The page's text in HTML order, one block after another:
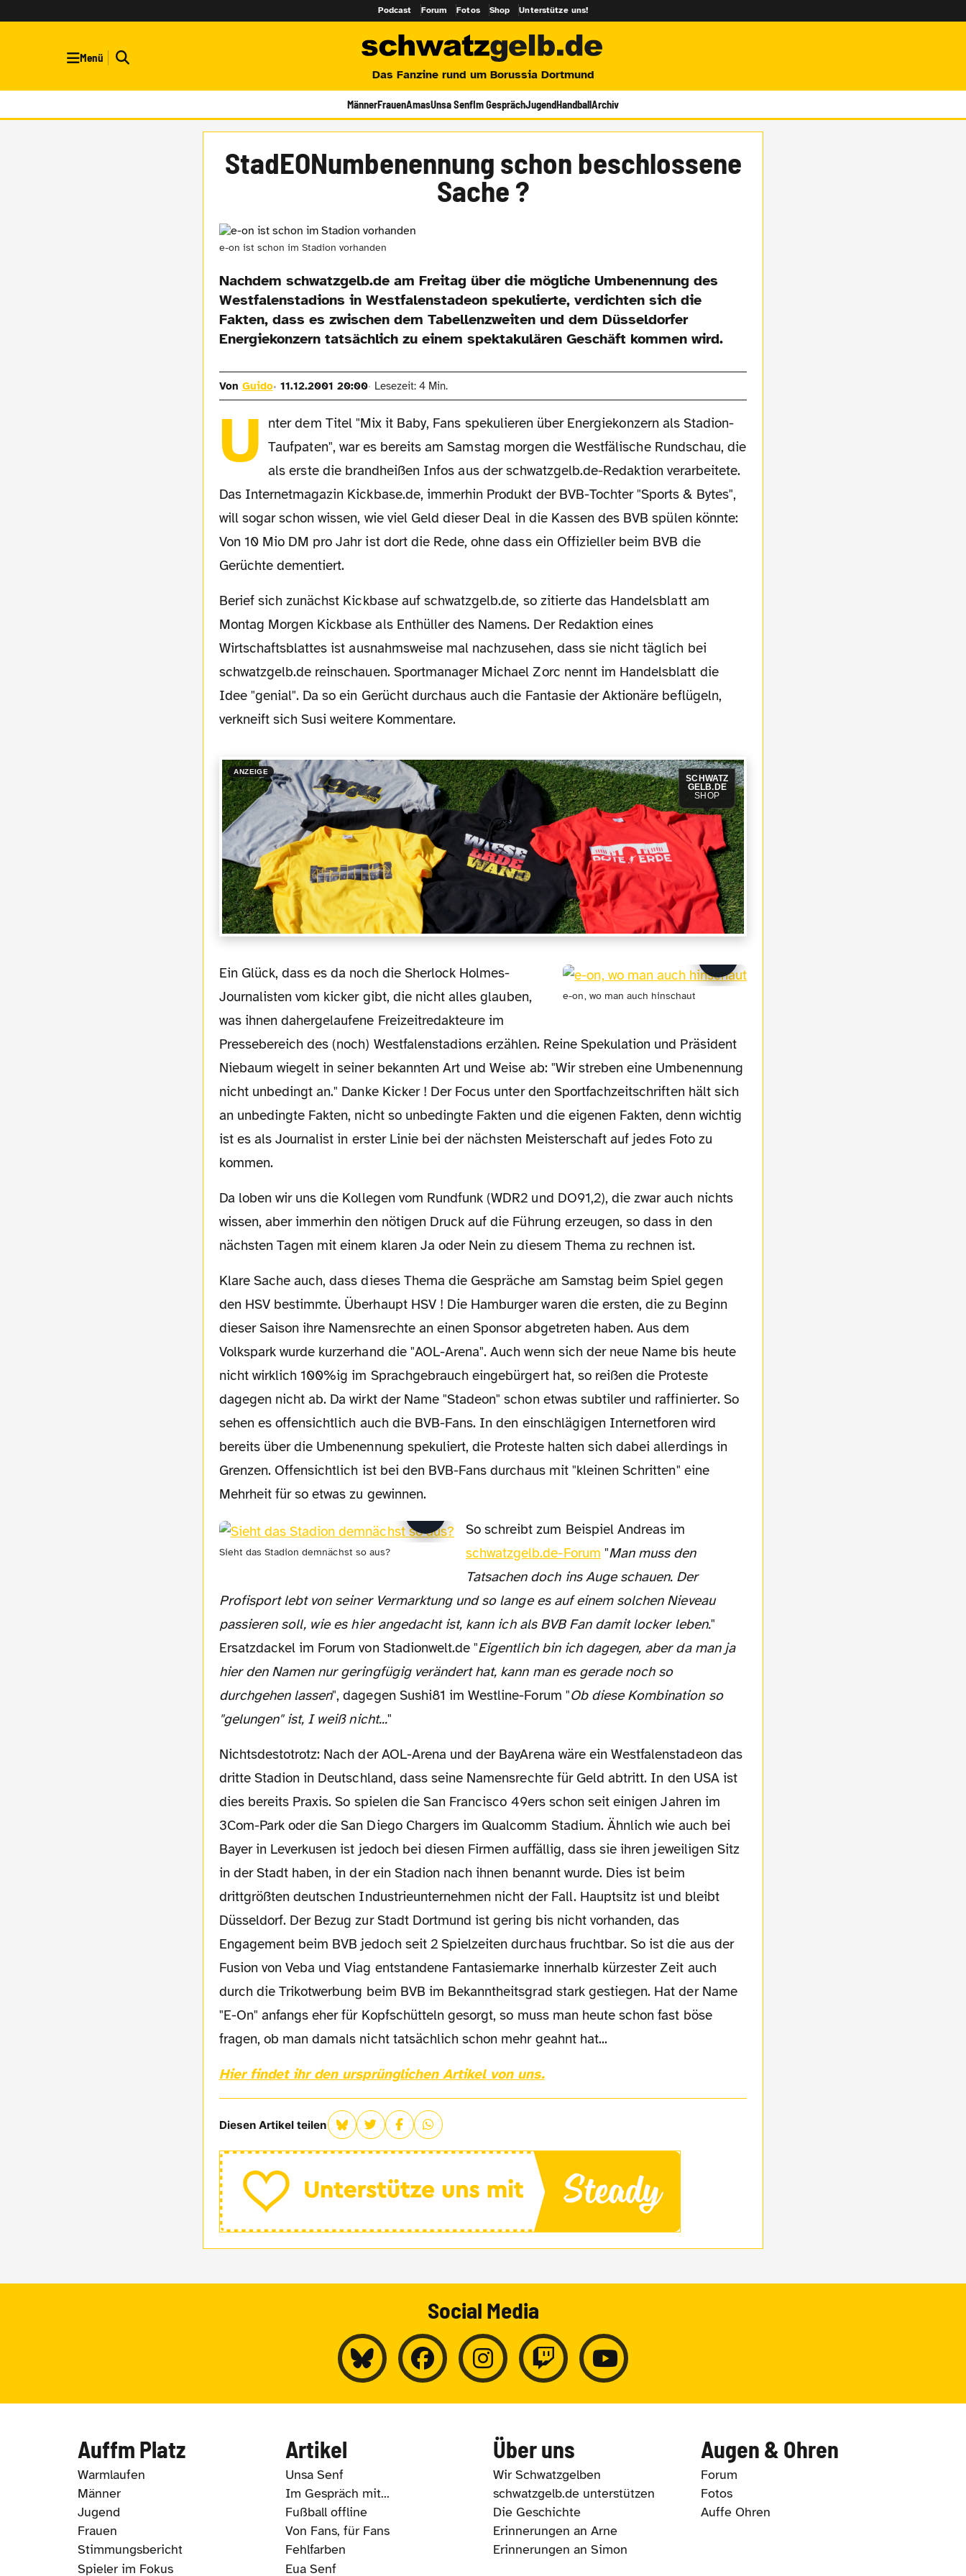
Podcast Forum Fotos Shop Unterstütze uns!
Menü
Das Fanzine rund um Borussia Dortmund
MännerFrauenAmasUnsa SenfIm GesprächJugendHandballArchiv
StadEONumbenennung schon beschlossene
Sache ?
e-on ist schon im Stadion vorhanden
Nachdem schwatzgelb.de am Freitag über die mögliche Umbenennung des
Westfalenstadions in Westfalenstadeon spekulierte, verdichten sich die
Fakten, dass es zwischen dem Tabellenzweiten und dem Düsseldorfer
Energiekonzern tatsächlich zu einem spektakulären Geschäft kommen wird.
Von Guido 11.12.2001 20:00 Lesezeit: 4 Min.
U nter dem Titel "Mix it Baby, Fans spekulieren über Energiekonzern als Stadion-
Taufpaten", war es bereits am Samstag morgen die Westfälische Rundschau, die
als erste die brandheißen Infos aus der schwatzgelb.de-Redaktion verarbeitete.
Das Internetmagazin Kickbase.de, immerhin Produkt der BVB-Tochter "Sports & Bytes",
will sogar schon wissen, wie viel Geld dieser Deal in die Kassen des BVB spülen könnte:
Von 10 Mio DM pro Jahr ist dort die Rede, ohne dass ein Offizieller beim BVB die
Gerüchte dementiert.
Berief sich zunächst Kickbase auf schwatzgelb.de, so zitierte das Handelsblatt am
Montag Morgen Kickbase als Enthüller des Namens. Der Redaktion eines
Wirtschaftsblattes ist ausnahmsweise mal nachzusehen, dass sie nicht täglich bei
schwatzgelb.de reinschauen. Sportmanager Michael Zorc nennt im Handelsblatt die
Idee "genial". Da so ein Gerücht durchaus auch die Fantasie der Aktionäre beflügeln,
verkneift sich Susi weitere Kommentare.
ANZEIGE
SCHWATZ
GELB.DE
SHOP
e-on, wo man auch hinschaut
Ein Glück, dass es da noch die Sherlock Holmes-
Journalisten vom kicker gibt, die nicht alles glauben,
was ihnen dahergelaufene Freizeitredakteure im
Pressebereich des (noch) Westfalenstadions erzählen. Reine Spekulation und Präsident
Niebaum wiegelt in seiner bekannten Art und Weise ab: "Wir streben eine Umbenennung
nicht unbedingt an." Danke Kicker ! Der Focus unter den Sportfachzeitschriften hält sich
an unbedingte Fakten, nicht so unbedingte Fakten und die eigenen Fakten, denn wichtig
ist es als Journalist in erster Linie bei der nächsten Meisterschaft auf jedes Foto zu
kommen.
Da loben wir uns die Kollegen vom Rundfunk (WDR2 und DO91,2), die zwar auch nichts
wissen, aber immerhin den nötigen Druck auf die Führung erzeugen, so dass in den
nächsten Tagen mit einem klaren Ja oder Nein zu diesem Thema zu rechnen ist.
Klare Sache auch, dass dieses Thema die Gespräche am Samstag beim Spiel gegen
den HSV bestimmte. Überhaupt HSV ! Die Hamburger waren die ersten, die zu Beginn
dieser Saison ihre Namensrechte an einen Sponsor abgetreten haben. Aus dem
Volkspark wurde kurzerhand die "AOL-Arena". Auch wenn sich der neue Name bis heute
nicht wirklich 100%ig im Sprachgebrauch eingebürgert hat, so reißen die Proteste
dagegen nicht ab. Da wirkt der Name "Stadeon" schon etwas subtiler und raffinierter. So
sehen es offensichtlich auch die BVB-Fans. In den einschlägigen Internetforen wird
bereits über die Umbenennung spekuliert, die Proteste halten sich dabei allerdings in
Grenzen. Offensichtlich ist bei den BVB-Fans durchaus mit "kleinen Schritten" eine
Mehrheit für so etwas zu gewinnen.
Sieht das Stadion demnächst so aus?
So schreibt zum Beispiel Andreas im
schwatzgelb.de-Forum "Man muss den
Tatsachen doch ins Auge schauen. Der
Profisport lebt von seiner Vermarktung und so lange es auf einem solchen Nieveau
passieren soll, wie es hier angedacht ist, kann ich als BVB Fan damit locker leben."
Ersatzdackel im Forum von Stadionwelt.de "Eigentlich bin ich dagegen, aber da man ja
hier den Namen nur geringfügig verändert hat, kann man es gerade noch so
durchgehen lassen", dagegen Sushi81 im Westline-Forum "Ob diese Kombination so
"gelungen" ist, I weiß nicht..."
Nichtsdestotrotz: Nach der AOL-Arena und der BayArena wäre ein Westfalenstadeon das
dritte Stadion in Deutschland, dass seine Namensrechte für Geld abtritt. In den USA ist
dies bereits Praxis. So spielen die San Francisco 49ers schon seit einigen Jahren im
3Com-Park oder die San Diego Chargers im Qualcomm Stadium. Ähnlich wie auch bei
Bayer in Leverkusen ist jedoch bei diesen Firmen auffällig, dass sie ihren jeweiligen Sitz
in der Stadt haben, in der ein Stadion nach ihnen benannt wurde. Dies ist beim
drittgrößten deutschen Industrieunternehmen nicht der Fall. Hauptsitz ist und bleibt
Düsseldorf. Der Bezug zur Stadt Dortmund ist gering bis nicht vorhanden, das
Engagement beim BVB jedoch seit 2 Spielzeiten durchaus fruchtbar. So ist die aus der
Fusion von Veba und Viag entstandene Fantasiemarke innerhalb kürzester Zeit auch
durch die Trikotwerbung beim BVB im Bekanntheitsgrad stark gestiegen. Hat der Name
"E-On" anfangs eher für Kopfschütteln gesorgt, so muss man heute schon fast böse
fragen, ob man damals nicht tatsächlich schon mehr geahnt hat...
Hier findet ihr den ursprünglichen Artikel von uns.
Diesen Artikel teilen
Social Media
Auffm Platz
Warmlaufen
Männer
Jugend
Frauen
Stimmungsbericht
Spieler im Fokus
Artikel
Unsa Senf
Im Gespräch mit...
Fußball offline
Von Fans, für Fans
Fehlfarben
Eua Senf
Über uns
Wir Schwatzgelben
schwatzgelb.de unterstützen
Die Geschichte
Erinnerungen an Arne
Erinnerungen an Simon
Augen & Ohren
Forum
Fotos
Auffe Ohren